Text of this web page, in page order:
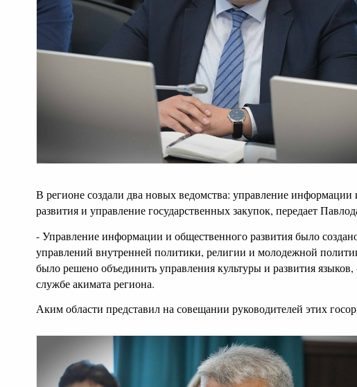
В регионе создали два новых ведомства: управление информации
развития и управление государственных закупок, передает
- Управление информации и общественного развития было
управлений внутренней политики, религии и молодежной
было решено объединить управления культуры и развития
службе акимата региона.
Аким области представил на совещании руководителей этих